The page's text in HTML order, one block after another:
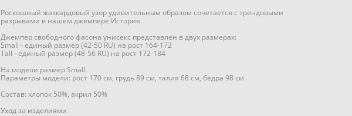
Роскошный жаккардовый узор удивительным образом сочетается с трендовыми
разрывами в нашем джемпере История.
Джемпер свободного фасона унисекс представлен в двух размерах:
Small - единый размер (42-50 RU) на рост 164-172
Tall - единый размер (48-56 RU) на рост 172-184
На модели размер Small.
Параметры модели: рост 170 см, грудь 89 см, талия 68 см, бедра 98 см
Состав: хлопок 50%, акрил 50%
Уход за изделиями